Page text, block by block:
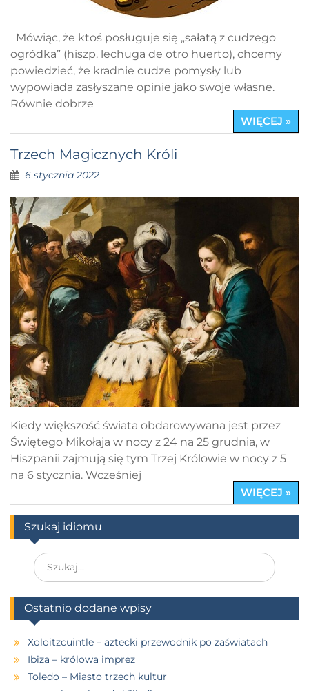
Mówiąc, że ktoś posługuje się „sałatą z cudzego
ogródka” (hiszp. lechuga de otro huerto), chcemy
powiedzieć, że kradnie cudze pomysły lub
wypowiada zasłyszane opinie jako swoje własne.
Równie dobrze
WIĘCEJ »
Trzech Magicznych Króli
6 stycznia 2022
Kiedy większość świata obdarowywana jest przez
Świętego Mikołaja w nocy z 24 na 25 grudnia, w
Hiszpanii zajmują się tym Trzej Królowie w nocy z 5
na 6 stycznia. Wcześniej
WIĘCEJ »
Szukaj idiomu
Search
for:
Ostatnio dodane wpisy
Xoloitzcuintle – aztecki przewodnik po zaświatach
Ibiza – królowa imprez
Toledo – Miasto trzech kultur